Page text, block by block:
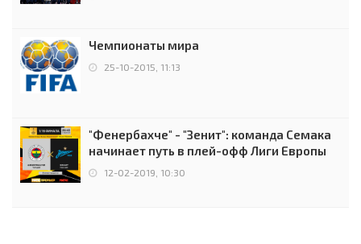
Чемпионаты мира
25-10-2015, 11:13
"Фенербахче" - "Зенит": команда Семака
начинает путь в плей-офф Лиги Европы
12-02-2019, 10:30